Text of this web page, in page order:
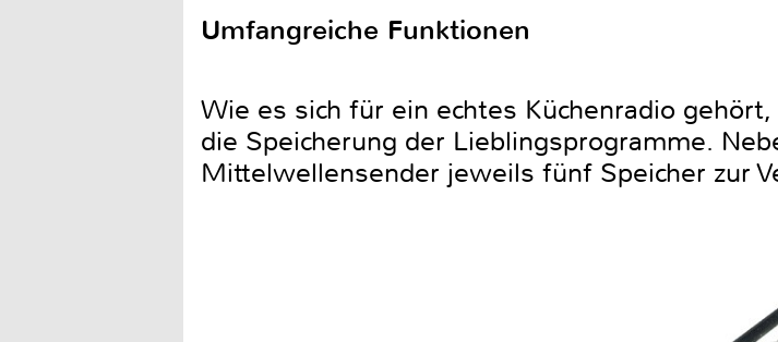
Umfangreiche Funktionen
Wie es sich für ein echtes Küchenradio
die Speicherung der Lieblingsprogramme.
Mittelwellensender jeweils fünf Speicher zur